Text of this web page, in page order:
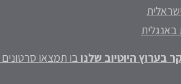
באנגלית
בערוץ היוטיוב שלנו בו תמצאו